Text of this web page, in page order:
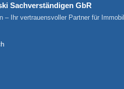
Sachverständigen GbR
– Ihr vertrauensvoller Partner für